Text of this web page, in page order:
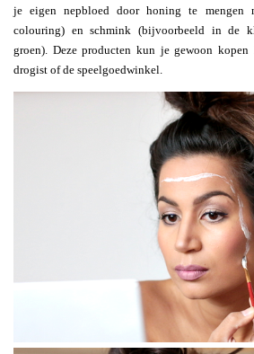
je eigen nepbloed door honing te mengen
colouring) en schmink (bijvoorbeeld in de
groen). Deze producten kun je gewoon kopen
drogist of de speelgoedwinkel.